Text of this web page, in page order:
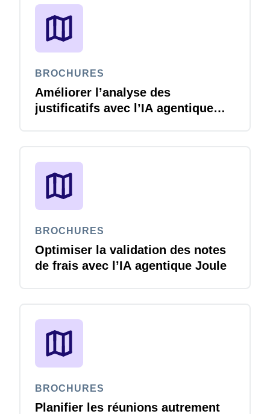
BROCHURES
Améliorer l’analyse des
justificatifs avec l’IA agentique
BROCHURES
Optimiser la validation des notes
de frais avec l’IA agentique Joule
BROCHURES
Planifier les réunions autrement